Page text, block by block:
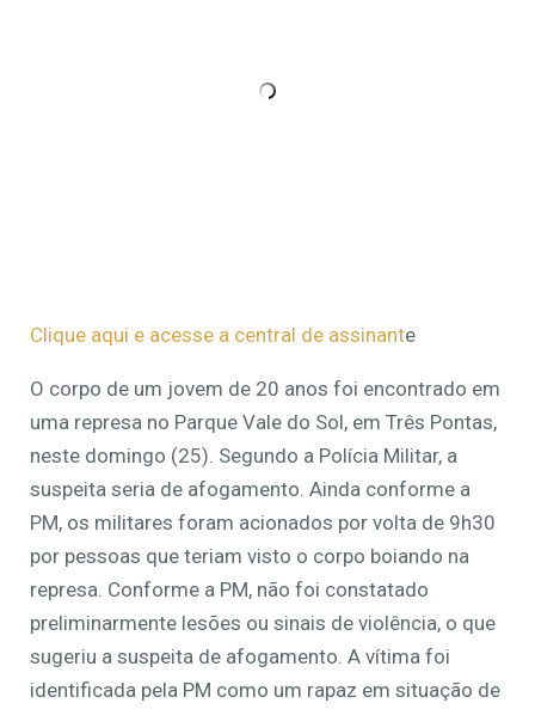
Clique aqui e acesse a central de assinante
O corpo de um jovem de 20 anos foi encontrado em
uma represa no Parque Vale do Sol, em Três Pontas,
neste domingo (25). Segundo a Polícia Militar, a
suspeita seria de afogamento. Ainda conforme a
PM, os militares foram acionados por volta de 9h30
por pessoas que teriam visto o corpo boiando na
represa. Conforme a PM, não foi constatado
preliminarmente lesões ou sinais de violência, o que
sugeriu a suspeita de afogamento. A vítima foi
identificada pela PM como um rapaz em situação de